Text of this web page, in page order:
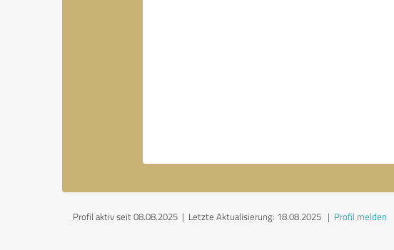
Profil aktiv seit 08.08.2025 | Letzte Aktualisierung: 18.08.2025 | Profil melden